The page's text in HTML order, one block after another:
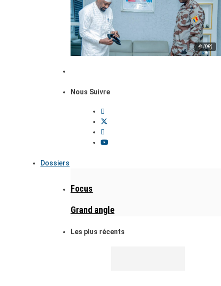
© (DR)
Nous Suivre
Dossiers
Focus
Grand angle
Les plus récents